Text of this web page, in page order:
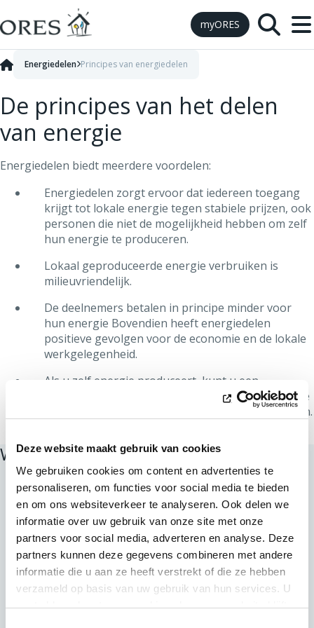
Deze website maakt gebruik van cookies
We gebruiken cookies om content en advertenties te
personaliseren, om functies voor social media te bieden
en om ons websiteverkeer te analyseren. Ook delen we
informatie over uw gebruik van onze site met onze
partners voor social media, adverteren en analyse. Deze
partners kunnen deze gegevens combineren met andere
informatie die u aan ze heeft verstrekt of die ze hebben
verzameld op basis van uw gebruik van hun services. U
gaat akkoord met onze cookies als u onze website blijft
Skip to Content
myORES
De principes van het delen
van energie
Energiedelen biedt meerdere voordelen:
Energiedelen zorgt ervoor dat iedereen toegang
krijgt tot lokale energie tegen stabiele prijzen, ook
personen die niet de mogelijkheid hebben om zelf
hun energie te produceren.
Lokaal geproduceerde energie verbruiken is
milieuvriendelijk.
De deelnemers betalen in principe minder voor
hun energie Bovendien heeft energiedelen
positieve gevolgen voor de economie en de lokale
werkgelegenheid.
Als u zelf energie produceert, kunt u een
vergoeding ontvangen voor uw productie door die
te verkopen binnen een systeem van energiedelen.
Energiedelen Principes van energiedelen
Welke soorten energiedelen zijn er?